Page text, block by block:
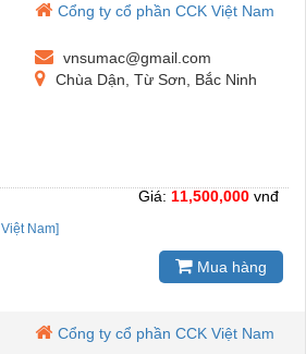
Cổng ty cổ phần CCK Việt Nam
vnsumac@gmail.com
Chùa Dận, Từ Sơn, Bắc Ninh
Việt Nam]
Giá: 11,500,000 vnđ
Mua hàng
Cổng ty cổ phần CCK Việt Nam